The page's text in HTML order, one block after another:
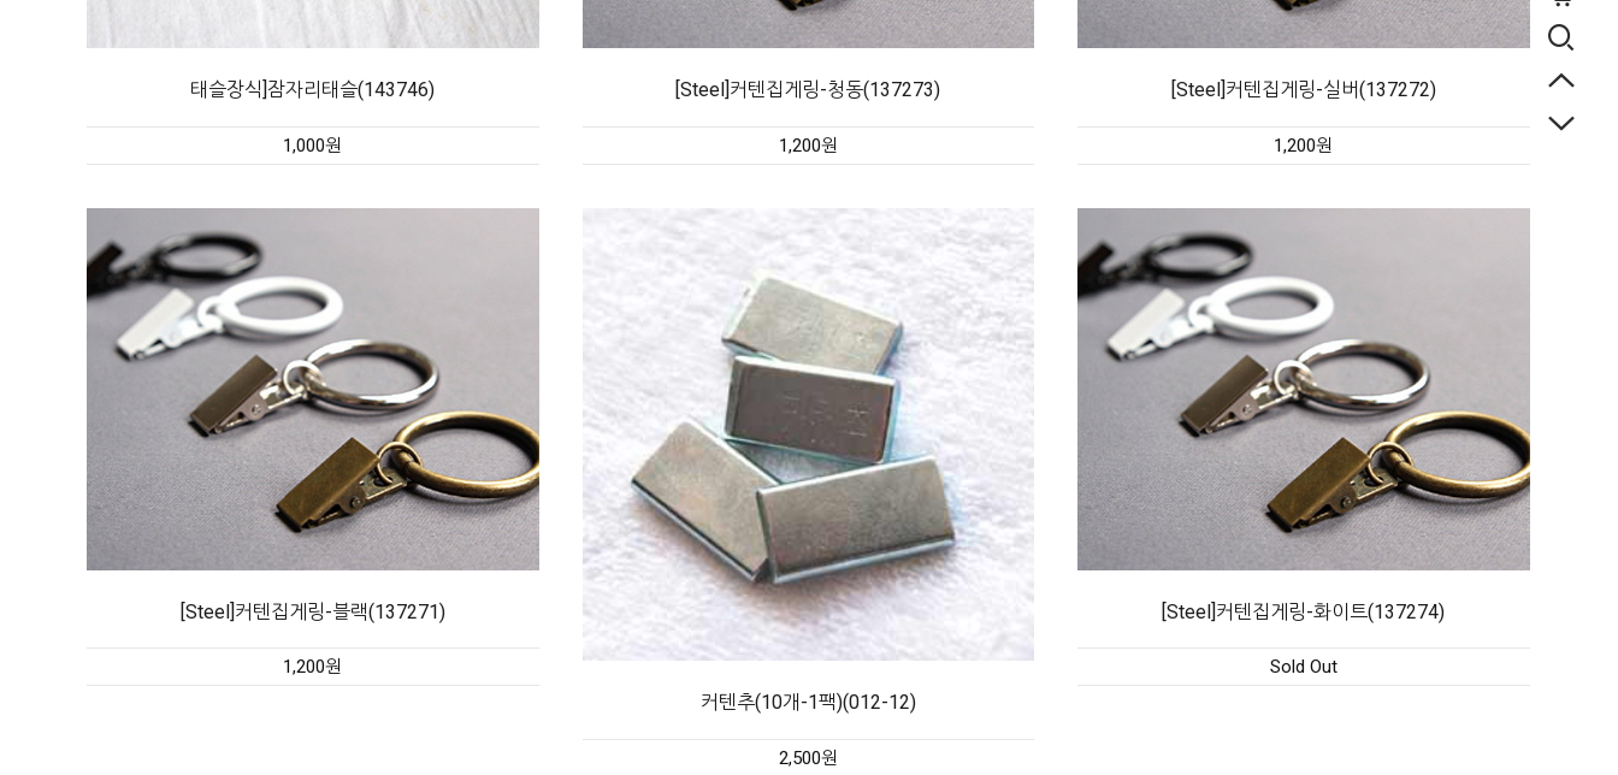
태슬장식]잠자리태슬(143746)
1,000원
[Steel]커텐집게링-청동(137273)
1,200원
[Steel]커텐집게링-실버(137272)
1,200원
[Steel]커텐집게링-블랙(137271)
1,200원
커텐추(10개-1팩)(012-12)
2,500원
[Steel]커텐집게링-화이트(137274)
Sold Out